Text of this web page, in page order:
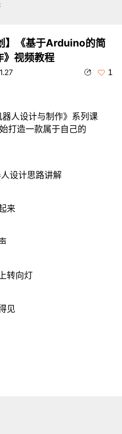
】《基于Arduino的简
》视频教程
1
器人设计与制作》系列课
打造一款属于自己的
设计思路讲解
来
转向灯
见